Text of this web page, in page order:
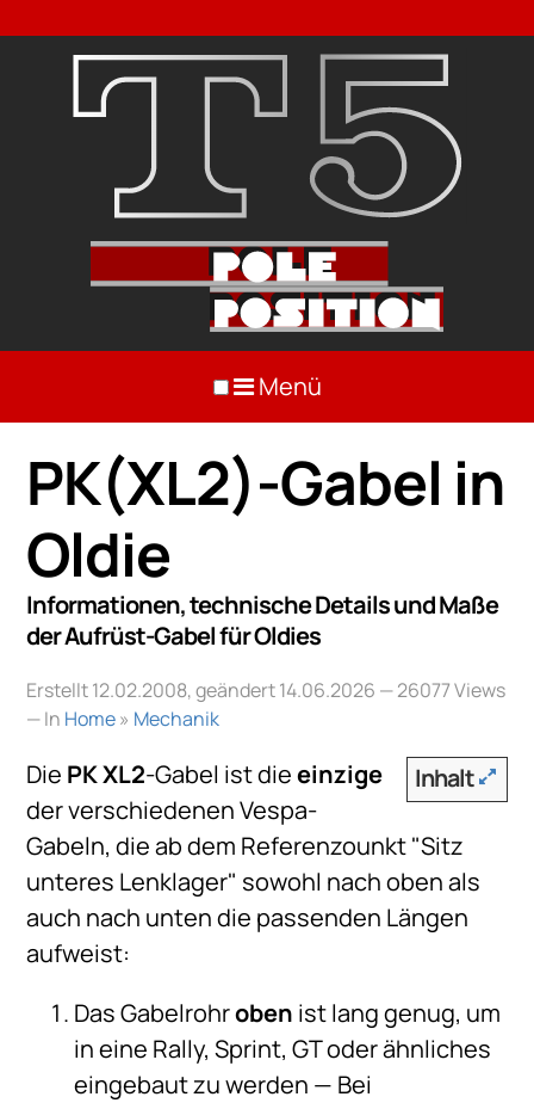
Menü
PK(XL2)-Gabel in
Oldie
Informationen, technische Details und Maße
der Aufrüst-Gabel für Oldies
Erstellt 12.02.2008, geändert 14.06.2026 — 26077 Views
— In Home» Mechanik
Inhalt
Die PK XL2-Gabel ist dieeinzige
der verschiedenen Vespa-
Gabeln, die ab dem Referenzounkt "Sitz
unteres Lenklager" sowohl nach oben als
auch nach unten die passenden Längen
aufweist:
Das Gabelrohroben ist lang genug, um
in eine Rally, Sprint, GT oder ähnliches
eingebaut zu werden — Bei